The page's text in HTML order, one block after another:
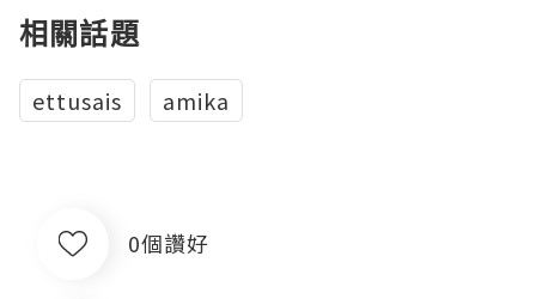
相關話題
ettusais amika
0個讚好